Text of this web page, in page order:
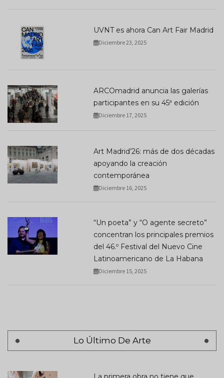
UVNT es ahora Can Art Fair Madrid
Diciembre 23, 2025
ARCOmadrid anuncia las galerías
participantes en su 45ª edición
Diciembre 17, 2025
Art Madrid’26: más de dos décadas
apoyando la creación
contemporánea
Diciembre 16, 2025
“Un poeta” y “O agente secreto”
concentran los principales premios
del 46.º Festival del Nuevo Cine
Latinoamericano de La Habana
Diciembre 15, 2025
Lo Último De Arte